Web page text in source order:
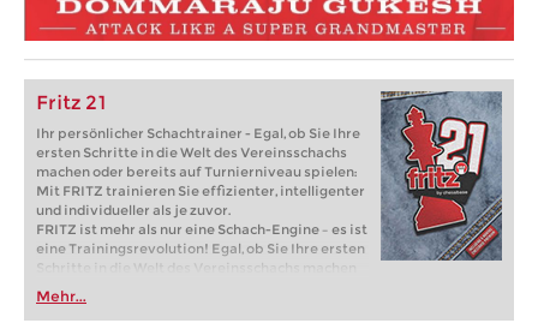
Fritz 21
Ihr persönlicher Schachtrainer - Egal, ob Sie Ihre
ersten Schritte in die Welt des Vereinsschachs
machen oder bereits auf Turnierniveau spielen:
Mit FRITZ trainieren Sie effizienter, intelligenter
und individueller als je zuvor.
FRITZ ist mehr als nur eine Schach-Engine – es ist
eine Trainingsrevolution! Egal, ob Sie Ihre ersten
Schritte in die Welt des Vereinsschachs machen
oder bereits auf Turnierniveau spielen: Mit
FRITZ trainieren Sie effizienter, intelligenter und
individueller als je zuvor.
Mehr...